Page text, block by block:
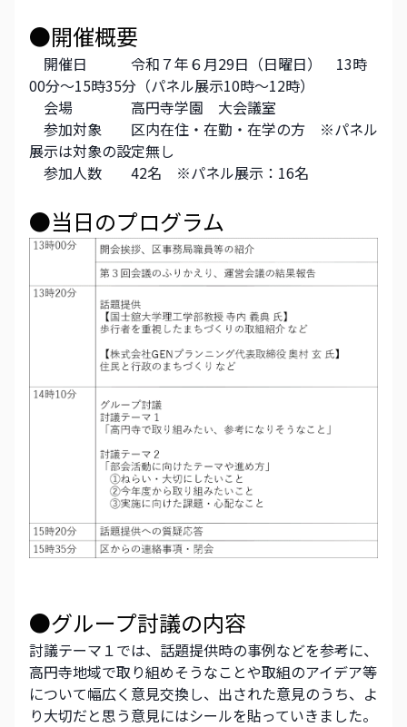
●開催概要
開催日　　　令和７年６月29日（日曜日）　13時
00分～15時35分（パネル展示10時～12時）
会場　　　　高円寺学園　大会議室
参加対象　　区内在住・在勤・在学の方　※パネル
展示は対象の設定無し
参加人数　　42名　※パネル展示：16名
●当日のプログラム
●グループ討議の内容
討議テーマ１では、話題提供時の事例などを参考に、
高円寺地域で取り組めそうなことや取組のアイデア等
について幅広く意見交換し、出された意見のうち、よ
り大切だと思う意見にはシールを貼っていきました。